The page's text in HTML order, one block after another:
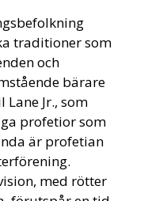
traditioner som
och
bärare
Lane Jr., som
profetior som
är profetian
med rötter